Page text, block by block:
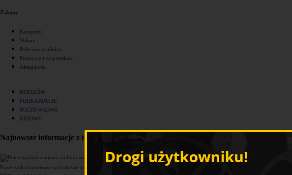
Zakupy
Kategorie
Sklepy
Polecane produkty
Promocje i wyprzedaże
Aktualności
RZESZÓW
PODKARPACIE
ROZRYWKOWE
KINOWE
Najnowsze informacje z tego działu
Prace wykończeniowe na budowie nowego komisariatu Policji w Rzeszowie [ZDJĘCIA]